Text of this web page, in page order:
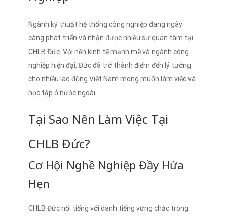
Ngành kỹ thuật hệ thống công nghiệp đang ngày
càng phát triển và nhận được nhiều sự quan tâm tại
CHLB Đức. Với nền kinh tế mạnh mẽ và ngành công
nghiệp hiện đại, Đức đã trở thành điểm đến lý tưởng
cho nhiều lao động Việt Nam mong muốn làm việc và
học tập ở nước ngoài.
Tại Sao Nên Làm Việc Tại
CHLB Đức?
Cơ Hội Nghề Nghiệp Đầy Hứa
Hẹn
CHLB Đức nổi tiếng với danh tiếng vững chắc trong